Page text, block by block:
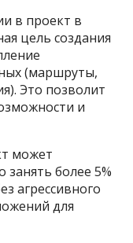
в проект в
цель создания
(маршруты,
Это позволит
и
может
занять более 5%
агрессивного
для